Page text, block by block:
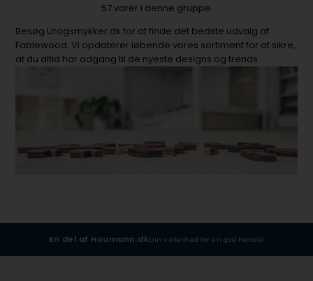
57varer i denne gruppe
Besøg Urogsmykker.dk for at finde det bedste udvalg af
Fablewood. Vi opdaterer løbende vores sortiment for at sikre,
at du altid har adgang til de nyeste designs og trends.
En del af Houmann.dkDin sikkerhed for en god handel